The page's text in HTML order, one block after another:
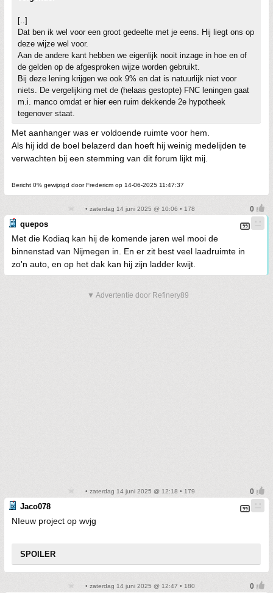
[..]
Dat ben ik wel voor een groot gedeelte met je eens. Hij liegt ons op
deze wijze wel voor.
Aan de andere kant hebben we eigenlijk nooit inzage in hoe en of
de gelden op de afgesproken wijze worden gebruikt.
Bij deze lening krijgen we ook 9% en dat is natuurlijk niet voor
niets. De vergelijking met de (helaas gestopte) FNC leningen gaat
m.i. manco omdat er hier een ruim dekkende 2e hypotheek
tegenover staat.
Met aanhanger was er voldoende ruimte voor hem.
Als hij idd de boel belazerd dan hoeft hij weinig medelijden te
verwachten bij een stemming van dit forum lijkt mij.
Bericht 0% gewijzigd door Fredericm op 14-06-2025 11:47:37
• zaterdag 14 juni 2025 @ 10:06 • 178
quepos
Met die Kodiaq kan hij de komende jaren wel mooi de
binnenstad van Nijmegen in. En er zit best veel laadruimte in
zo'n auto, en op het dak kan hij zijn ladder kwijt.
▼ Advertentie door Refinery89
• zaterdag 14 juni 2025 @ 12:18 • 179
Jaco078
NIeuw project op wvjg
SPOILER
• zaterdag 14 juni 2025 @ 12:47 • 180